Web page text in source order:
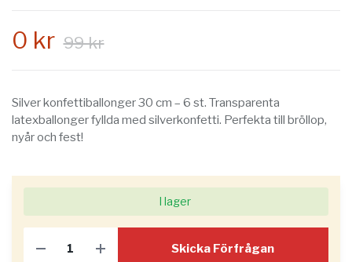
0 kr 99 kr
Silver konfettiballonger 30 cm – 6 st. Transparenta
latexballonger fyllda med silverkonfetti. Perfekta till bröllop,
nyår och fest!
I lager
Skicka Förfrågan